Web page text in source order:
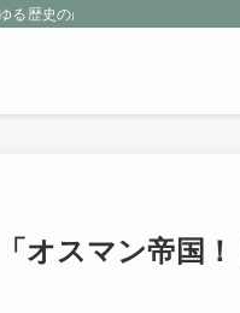
歴史の産物に包まれる魅惑の
オスマン帝国！